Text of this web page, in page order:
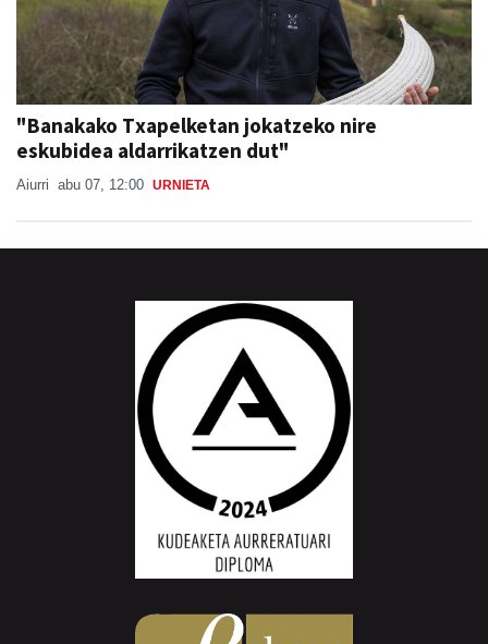
"Banakako Txapelketan jokatzeko nire
eskubidea aldarrikatzen dut"
Aiurri abu 07, 12:00 URNIETA